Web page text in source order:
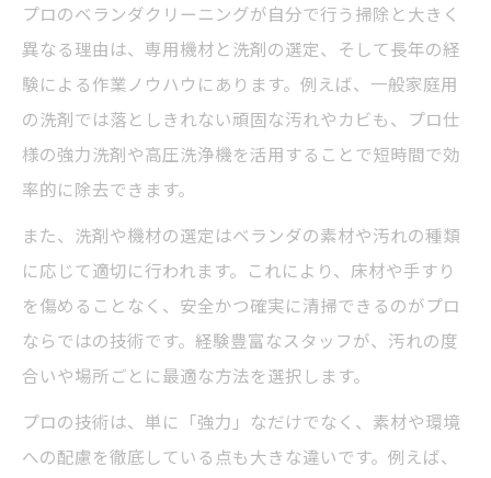
プロに相談して安心クリーニング
ベランダ掃除の安全対策を徹底解説
プロのベランダクリーニングが自分で行う掃除と大きく
異なる理由は、専用機材と洗剤の選定、そして長年の経
験による作業ノウハウにあります。例えば、一般家庭用
の洗剤では落としきれない頑固な汚れやカビも、プロ仕
様の強力洗剤や高圧洗浄機を活用することで短時間で効
率的に除去できます。
また、洗剤や機材の選定はベランダの素材や汚れの種類
に応じて適切に行われます。これにより、床材や手すり
を傷めることなく、安全かつ確実に清掃できるのがプロ
ならではの技術です。経験豊富なスタッフが、汚れの度
合いや場所ごとに最適な方法を選択します。
プロの技術は、単に「強力」なだけでなく、素材や環境
への配慮を徹底している点も大きな違いです。例えば、